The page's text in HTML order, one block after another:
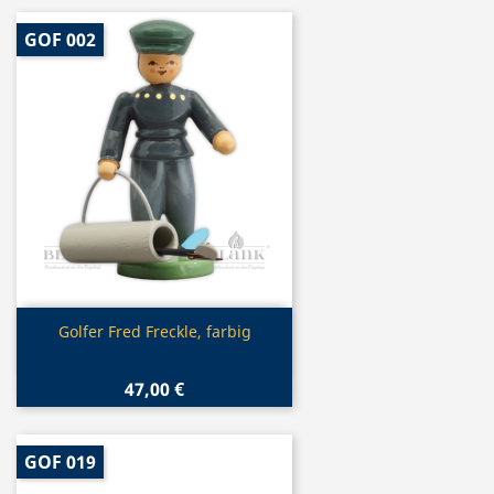
Vorschau
Golfer Fred Freckle, farbig
47,00 €
GOF 002
GOF 019